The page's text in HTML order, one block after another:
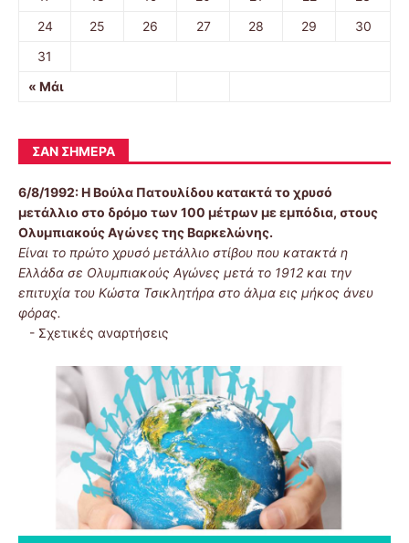
« Μάι
24
25 26 27 28 29
30
31
ΣΑΝ ΣΉΜΕΡΑ
6/8/1992:Η Βούλα Πατουλίδου κατακτά το χρυσό
μετάλλιο στο δρόμο των 100 μέτρων με εμπόδια, στους
Ολυμπιακούς Αγώνες της Βαρκελώνης.
Είναι το πρώτο χρυσό μετάλλιο στίβου που κατακτά η
Ελλάδα σε Ολυμπιακούς Αγώνες μετά το 1912 και την
επιτυχία του Κώστα Τσικλητήρα στο άλμα εις μήκος άνευ
φόρας.
- Σχετικές αναρτήσεις